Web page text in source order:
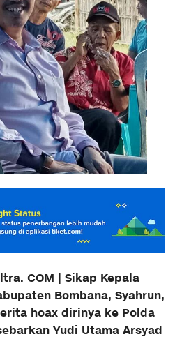
COM | Sikap Kepala
Bombana, Syahrun,
hoax dirinya ke Polda
Yudi Utama Arsyad